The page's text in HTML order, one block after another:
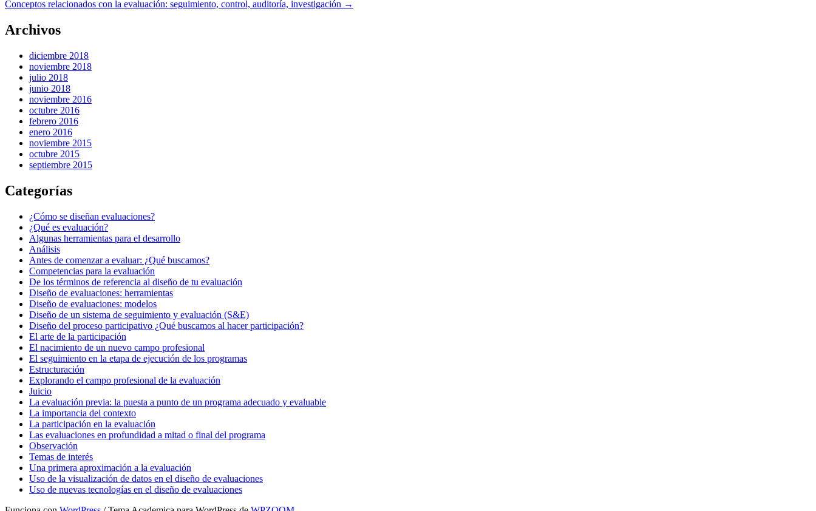
Conceptos relacionados con la evaluación: seguimiento, control, auditoría, investigación →
Archivos
diciembre 2018
noviembre 2018
julio 2018
junio 2018
noviembre 2016
octubre 2016
febrero 2016
enero 2016
noviembre 2015
octubre 2015
septiembre 2015
Categorías
¿Cómo se diseñan evaluaciones?
¿Qué es evaluación?
Algunas herramientas para el desarrollo
Análisis
Antes de comenzar a evaluar: ¿Qué buscamos?
Competencias para la evaluación
De los términos de referencia al diseño de tu evaluación
Diseño de evaluaciones: herramientas
Diseño de evaluaciones: modelos
Diseño de un sistema de seguimiento y evaluación (S&E)
Diseño del proceso participativo ¿Qué buscamos al hacer participación?
El arte de la participación
El nacimiento de un nuevo campo profesional
El seguimiento en la etapa de ejecución de los programas
Estructuración
Explorando el campo profesional de la evaluación
Juicio
La evaluación previa: la puesta a punto de un programa adecuado y evaluable
La importancia del contexto
La participación en la evaluación
Las evaluaciones en profundidad a mitad o final del programa
Observación
Temas de interés
Una primera aproximación a la evaluación
Uso de la visualización de datos en el diseño de evaluaciones
Uso de nuevas tecnologías en el diseño de evaluaciones